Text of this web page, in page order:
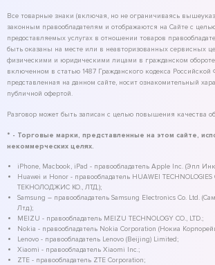
Все товарные знаки (включая, но не ограничиваясь
законным правообладателям и отображаются на Сайте с
предоставляемых услугах в отношении товаров
быть оказаны на месте или в неавторизованных сервисных
физическими и юридическими лицами в гражданском
включенном в статью 1487 Гражданского кодекса
представленная на данном сайте, носит ознакомительный
публичной офертой.
Разговор может быть записан с целью повышения качества
* - Торговые марки, представленные на этом сайте,
некоммерческих целях.
iPhone, Macbook, iPad - правообладатель Apple Inc. (Эпл
Huawei и Honor - правообладатель HUAWEI TECHNOLOGIES
ТЕКНОЛОДЖИС КО., ЛТД.);
Samsung – правообладатель Samsung Electronics Co. Ltd.
Лтд.);
MEIZU - правообладатель MEIZU TECHNOLOGY CO., LTD.;
Nokia - правообладатель Nokia Corporation (Нокиа
Lenovo - правообладатель Lenovo (Beijing) Limited;
Xiaomi - правообладатель Xiaomi Inc.;
ZTE - правообладатель ZTE Corporation;